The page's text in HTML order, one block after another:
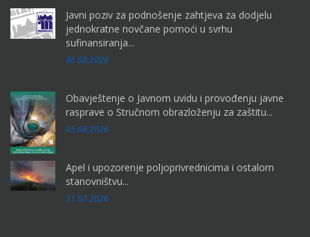
Javni poziv za podnošenje zahtjeva za dodjelu
jednokratne novčane pomoći u svrhu
sufinansiranja...
06.08.2026
Obavještenje o Javnom uvidu i provođenju javne
rasprave o Stručnom obrazloženju za zaštitu...
05.08.2026
Apel i upozorenje poljoprivrednicima i ostalom
stanovništvu...
31.07.2026